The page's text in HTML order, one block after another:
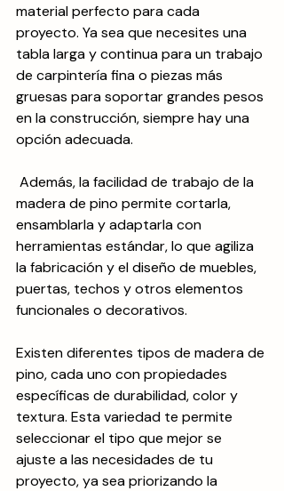
material perfecto para cada
proyecto. Ya sea que necesites una
tabla larga y continua para un trabajo
de carpintería fina o piezas más
gruesas para soportar grandes pesos
en la construcción, siempre hay una
opción adecuada.
madera de pino permite cortarla,
ensamblarla y adaptarla con
herramientas estándar, lo que agiliza
la fabricación y el diseño de muebles,
puertas, techos y otros elementos
funcionales o decorativos.
Existen diferentes tipos de madera de
pino, cada uno con propiedades
específicas de durabilidad, color y
textura. Esta variedad te permite
seleccionar el tipo que mejor se
ajuste a las necesidades de tu
proyecto, ya sea priorizando la